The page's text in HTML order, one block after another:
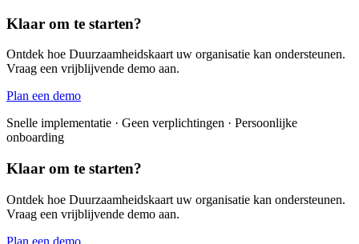
Klaar om te starten?
Ontdek hoe Duurzaamheidskaart uw organisatie kan ondersteunen.
Vraag een vrijblijvende demo aan.
Plan een demo
Snelle implementatie · Geen verplichtingen · Persoonlijke
onboarding
Klaar om te starten?
Ontdek hoe Duurzaamheidskaart uw organisatie kan ondersteunen.
Vraag een vrijblijvende demo aan.
Plan een demo